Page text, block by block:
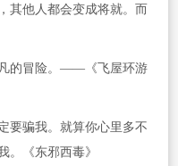
其他人都会变成将就。而
的冒险。——《飞屋环游
要骗我。就算你心里多不
。《东邪西毒》